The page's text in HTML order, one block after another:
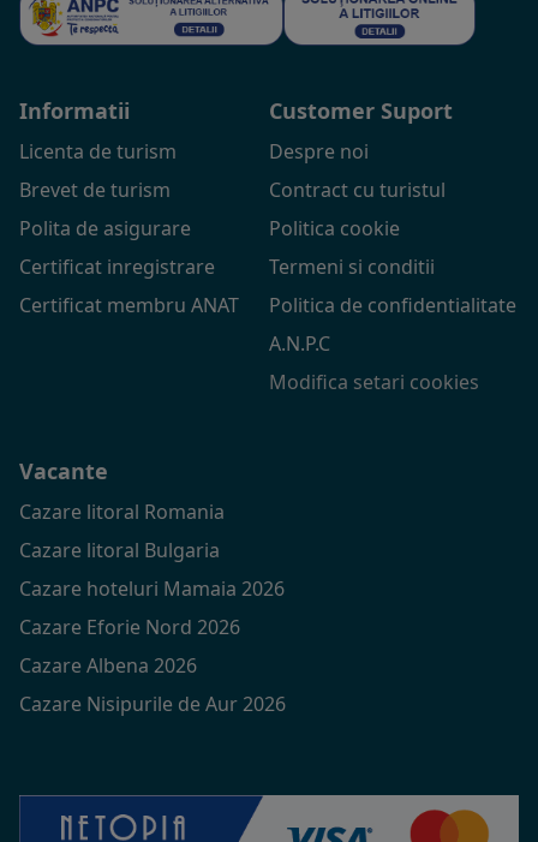
Informatii
Licenta de turism
Brevet de turism
Polita de asigurare
Certificat inregistrare
Certificat membru ANAT
Customer Suport
Despre noi
Contract cu turistul
Politica cookie
Termeni si conditii
Politica de confidentialitate
A.N.P.C
Modifica setari cookies
Vacante
Cazare litoral Romania
Cazare litoral Bulgaria
Cazare hoteluri Mamaia 2026
Cazare Eforie Nord 2026
Cazare Albena 2026
Cazare Nisipurile de Aur 2026